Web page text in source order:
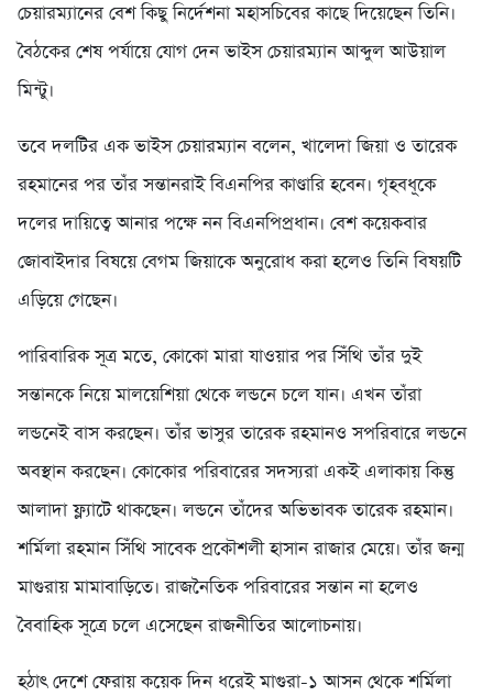
চেয়ারম্যানের বেশ কিছু নির্দেশনা মহাসচিবের কাছে দিয়েছেন তিনি।
বৈঠকের শেষ পর্যায়ে যোগ দেন ভাইস চেয়ারম্যান আব্দুল আউয়াল
মিন্টু।
তবে দলটির এক ভাইস চেয়ারম্যান বলেন, খালেদা জিয়া ও তারেক
রহমানের পর তাঁর সন্তানরাই বিএনপির কাণ্ডারি হবেন। গৃহবধূকে
দলের দায়িত্বে আনার পক্ষে নন বিএনপিপ্রধান। বেশ কয়েকবার
জোবাইদার বিষয়ে বেগম জিয়াকে অনুরোধ করা হলেও তিনি বিষয়টি
এড়িয়ে গেছেন।
পারিবারিক সূত্র মতে, কোকো মারা যাওয়ার পর সিঁথি তাঁর দুই
সন্তানকে নিয়ে মালয়েশিয়া থেকে লন্ডনে চলে যান। এখন তাঁরা
লন্ডনেই বাস করছেন। তাঁর ভাসুর তারেক রহমানও সপরিবারে লন্ডনে
অবস্থান করছেন। কোকোর পরিবারের সদস্যরা একই এলাকায় কিন্তু
আলাদা ফ্ল্যাটে থাকছেন। লন্ডনে তাঁদের অভিভাবক তারেক রহমান।
শর্মিলা রহমান সিঁথি সাবেক প্রকৌশলী হাসান রাজার মেয়ে। তাঁর জন্ম
মাগুরায় মামাবাড়িতে। রাজনৈতিক পরিবারের সন্তান না হলেও
বৈবাহিক সূত্রে চলে এসেছেন রাজনীতির আলোচনায়।
হঠাৎ দেশে ফেরায় কয়েক দিন ধরেই মাগুরা-১ আসন থেকে শর্মিলা